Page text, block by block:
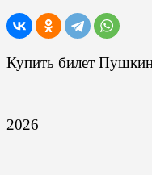
Купить билет
2026